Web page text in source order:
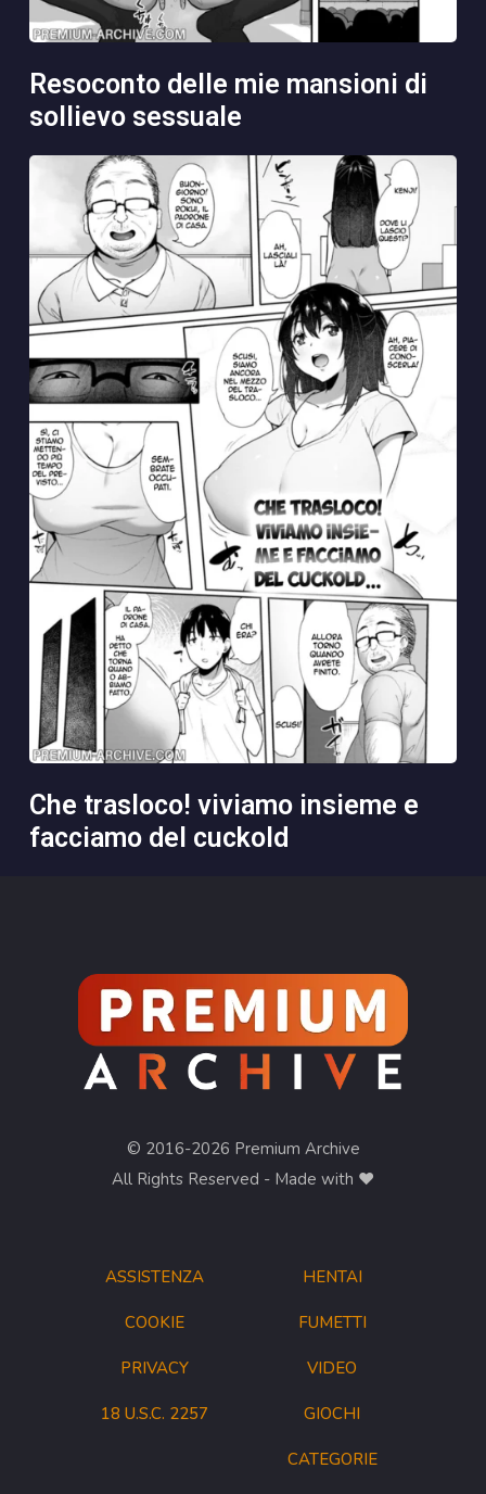
resoconto delle mie mansioni di
sollievo sessuale
che trasloco! viviamo insieme e
facciamo del cuckold
ASSISTENZA
COOKIE
PRIVACY
18 U.S.C. 2257
© 2016-2026 Premium Archive
All Rights Reserved - Made with ❤︎
HENTAI
FUMETTI
VIDEO
GIOCHI
CATEGORIE